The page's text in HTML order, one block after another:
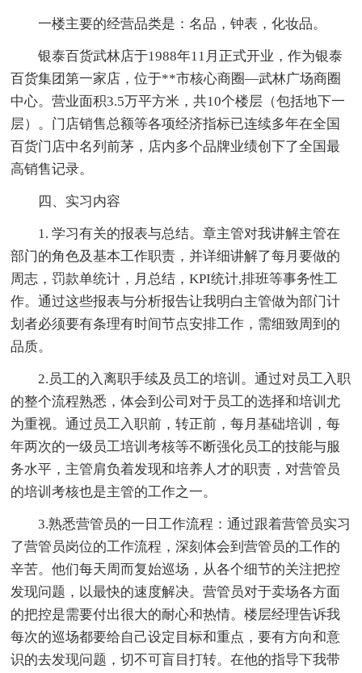
一楼主要的经营品类是：名品，钟表，化妆品。
银泰百货武林店于1988年11月正式开业，作为银泰
百货集团第一家店，位于**市核心商圈—武林广场商圈
中心。营业面积3.5万平方米，共10个楼层（包括地下一
层）。门店销售总额等各项经济指标已连续多年在全国
百货门店中名列前茅，店内多个品牌业绩创下了全国最
高销售记录。
四、实习内容
1. 学习有关的报表与总结。章主管对我讲解主管在
部门的角色及基本工作职责，并详细讲解了每月要做的
周志，罚款单统计，月总结，KPI统计,排班等事务性工
作。通过这些报表与分析报告让我明白主管做为部门计
划者必须要有条理有时间节点安排工作，需细致周到的
品质。
2.员工的入离职手续及员工的培训。通过对员工入职
的整个流程熟悉，体会到公司对于员工的选择和培训尤
为重视。通过员工入职前，转正前，每月基础培训，每
年两次的一级员工培训考核等不断强化员工的技能与服
务水平，主管肩负着发现和培养人才的职责，对营管员
的培训考核也是主管的工作之一。
3.熟悉营管员的一日工作流程：通过跟着营管员实习
了营管员岗位的工作流程，深刻体会到营管员的工作的
辛苦。他们每天周而复始巡场，从各个细节的关注把控
发现问题，以最快的速度解决。营管员对于卖场各方面
的把控是需要付出很大的耐心和热情。楼层经理告诉我
每次的巡场都要给自己设定目标和重点，要有方向和意
识的去发现问题，切不可盲目打转。在他的指导下我带